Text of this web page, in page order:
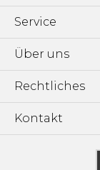
Service
Über uns
Rechtliches
Kontakt